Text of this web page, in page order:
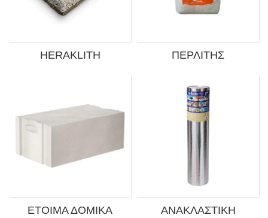
HERAKLITH ΠΕΡΛΊΤΗΣ
ΈΤΟΙΜΑ ΔΟΜΙΚΆ
ΑΝΑΚΛΑΣΤΙΚΉ